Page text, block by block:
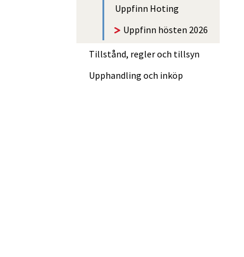
Uppfinn Hoting
Uppfinn hösten 2026
Tillstånd, regler och tillsyn
Upphandling och inköp